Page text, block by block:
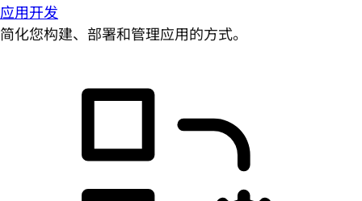
应用开发
简化您构建、部署和管理应用的方式。